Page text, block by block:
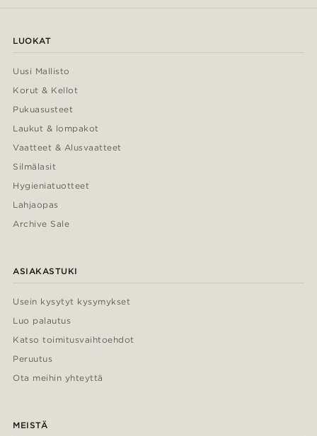
LUOKAT
Uusi Mallisto
Korut & Kellot
Pukuasusteet
Laukut & lompakot
Vaatteet & Alusvaatteet
Silmälasit
Hygieniatuotteet
Lahjaopas
Archive Sale
ASIAKASTUKI
Usein kysytyt kysymykset
Luo palautus
Katso toimitusvaihtoehdot
Peruutus
Ota meihin yhteyttä
MEISTÄ